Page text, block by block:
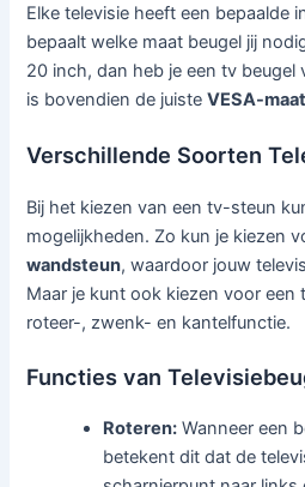
Elke televisie heeft een bepaalde
bepaalt welke maat beugel jij
20 inch, dan heb je een tv
is bovendien de juisteVESA-maat
Verschillende Soorten
Bij het kiezen van een tv-steun
mogelijkheden. Zo kun je kiezen
wandsteun, waardoor jouw
Maar je kunt ook kiezen voor een
roteer-, zwenk- en kantelfunctie.
Functies van
Roteren: Wanneer een
betekent dit dat de